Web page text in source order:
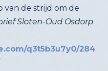
Sloten-Oud Osdorp
q3t5b3u7y0/284